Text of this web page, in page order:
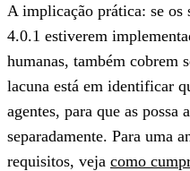
A implicação prática: se os
4.0.1 estiverem
humanas, também cobrem
lacuna está em identificar
agentes, para que as
separadamente. Para uma
requisitos, veja como